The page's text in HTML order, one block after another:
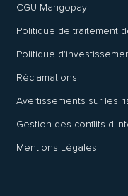
CGU Mangopay
Politique de traitement
Politique
Réclamations
Avertissements sur les
Gestion des conflits
Mentions Légales